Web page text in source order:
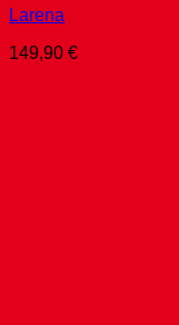
Larena
149,90 €